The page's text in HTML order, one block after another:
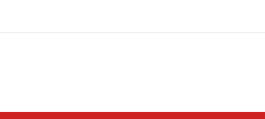
vikend" i zaista se odmoriti